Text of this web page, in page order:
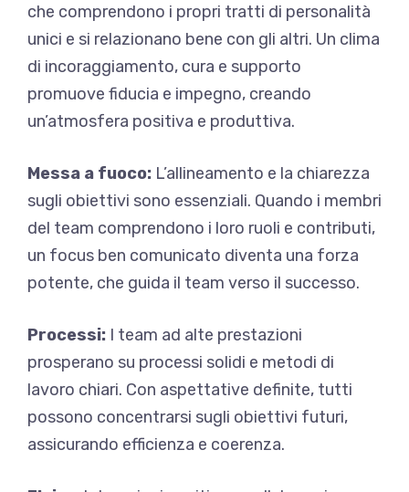
che comprendono i propri tratti di personalità
unici e si relazionano bene con gli altri. Un clima
di incoraggiamento, cura e supporto
promuove fiducia e impegno, creando
un’atmosfera positiva e produttiva.
Messa a fuoco: L’allineamento e la chiarezza
sugli obiettivi sono essenziali. Quando i membri
del team comprendono i loro ruoli e contributi,
un focus ben comunicato diventa una forza
potente, che guida il team verso il successo.
Processi: I team ad alte prestazioni
prosperano su processi solidi e metodi di
lavoro chiari. Con aspettative definite, tutti
possono concentrarsi sugli obiettivi futuri,
assicurando efficienza e coerenza.